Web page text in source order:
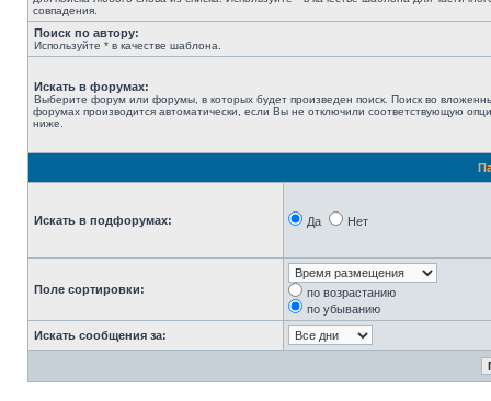
совпадения.
Поиск по автору:
Используйте * в качестве шаблона.
Искать в форумах:
Выберите форум или форумы, в которых будет произведен поиск. Поиск во
форумах производится автоматически, если Вы не отключили соответствующую
ниже.
Искать в подфорумах: Да Нет
Поле сортировки:
по возрастанию
по убыванию
Искать сообщения за: